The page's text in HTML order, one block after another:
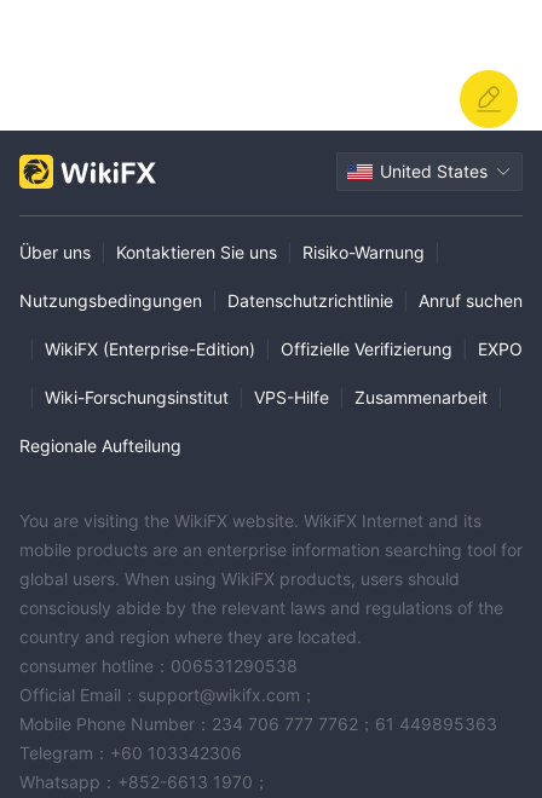
United States
Über uns Kontaktieren Sie uns Risiko-Warnung
Nutzungsbedingungen Datenschutzrichtlinie Anruf suchen
WikiFX (Enterprise-Edition) Offizielle Verifizierung EXPO
Wiki-Forschungsinstitut VPS-Hilfe Zusammenarbeit
Regionale Aufteilung
You are visiting the WikiFX website. WikiFX Internet and its
mobile products are an enterprise information searching tool for
global users. When using WikiFX products, users should
consciously abide by the relevant laws and regulations of the
country and region where they are located.
consumer hotline：006531290538
Official Email：support@wikifx.com；
Mobile Phone Number：234 706 777 7762；61 449895363
Telegram：+60 103342306
Whatsapp：+852-6613 1970；